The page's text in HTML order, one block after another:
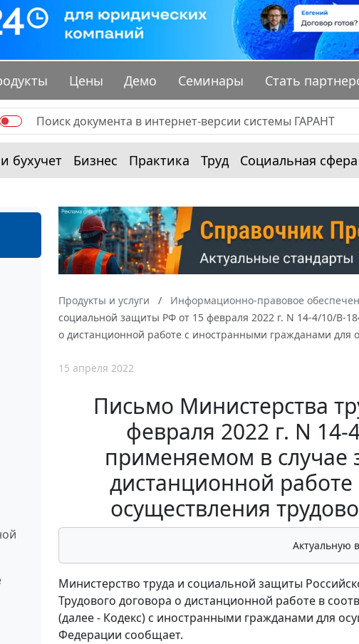
Цены Демо Семинары Стать
бухучет Бизнес Практика Труд Социальная сфера
Продукты и услуги Информационно-правовое
социальной защиты РФ от 15 февраля 2022 г. N 14-4/10/В-
о дистанционной работе с иностранными гражданами для
15 апреля 2022
Письмо Министерства
февраля 2022 г. N
применяемом в случае
дистанционной
осуществления
Актуальную
Министерство труда и социальной защиты
Трудового договора о дистанционной работе в
(далее - Кодекс) с иностранными гражданами для
Федерации сообщает.